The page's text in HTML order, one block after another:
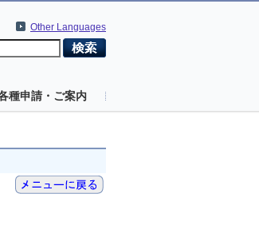
Other Languages
種申請・ご案内